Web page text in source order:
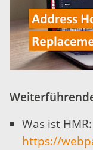
Was ist HMR:
https://